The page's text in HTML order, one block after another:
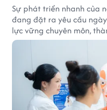
Sự phát triển nhanh của
đang đặt ra yêu cầu
lực vững chuyên môn,
ứng với công nghệ hiện